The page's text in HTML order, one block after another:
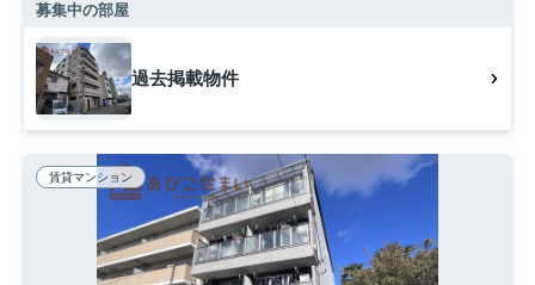
募集中の部屋
過去掲載物件
賃貸マンション